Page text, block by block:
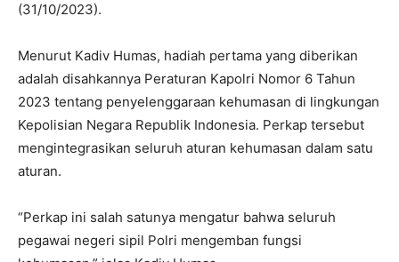
(31/10/2023).
Menurut Kadiv Humas, hadiah pertama yang diberikan
adalah disahkannya Peraturan Kapolri Nomor 6 Tahun
2023 tentang penyelenggaraan kehumasan di lingkungan
Kepolisian Negara Republik Indonesia. Perkap tersebut
mengintegrasikan seluruh aturan kehumasan dalam satu
aturan.
“Perkap ini salah satunya mengatur bahwa seluruh
pegawai negeri sipil Polri mengemban fungsi